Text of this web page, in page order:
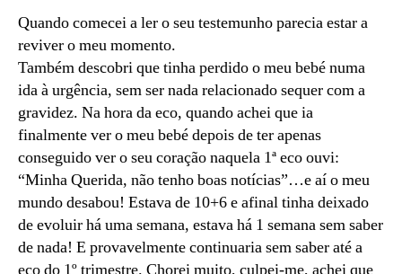
Quando comecei a ler o seu testemunho parecia estar a
reviver o meu momento.
Também descobri que tinha perdido o meu bebé numa
ida à urgência, sem ser nada relacionado sequer com a
gravidez. Na hora da eco, quando achei que ia
finalmente ver o meu bebé depois de ter apenas
conseguido ver o seu coração naquela 1ª eco ouvi:
“Minha Querida, não tenho boas notícias”…e aí o meu
mundo desabou! Estava de 10+6 e afinal tinha deixado
de evoluir há uma semana, estava há 1 semana sem saber
de nada! E provavelmente continuaria sem saber até a
eco do 1º trimestre. Chorei muito, culpei-me, achei que